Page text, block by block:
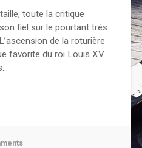
toute la critique
fiel sur le pourtant très
de la roturière
favorite du roi Louis XV